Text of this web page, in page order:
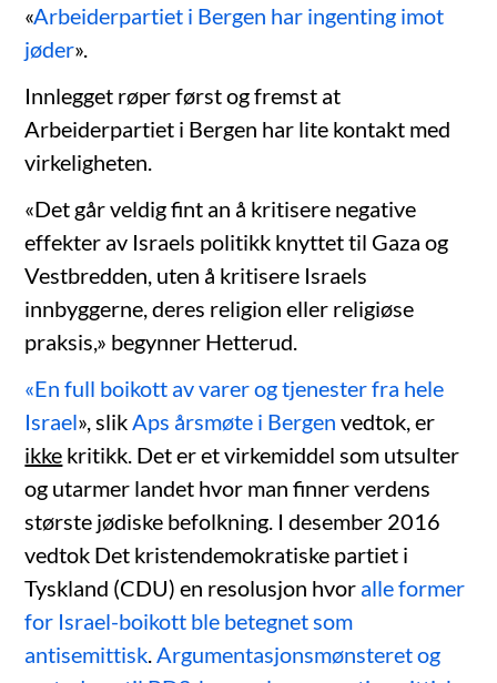
«Arbeiderpartiet i Bergen har ingenting imot
jøder».
Innlegget røper først og fremst at
Arbeiderpartiet i Bergen har lite kontakt med
virkeligheten.
«Det går veldig fint an å kritisere negative
effekter av Israels politikk knyttet til Gaza og
Vestbredden, uten å kritisere Israels
innbyggerne, deres religion eller religiøse
praksis,» begynner Hetterud.
«En full boikott av varer og tjenester fra hele
Israel», slik Aps årsmøte i Bergen vedtok, er
ikke kritikk. Det er et virkemiddel som utsulter
og utarmer landet hvor man finner verdens
største jødiske befolkning. I desember 2016
vedtok Det kristendemokratiske partiet i
Tyskland (CDU) en resolusjon hvor alle former
for Israel-boikott ble betegnet som
antisemittisk Argumentasjonsmønsteret og